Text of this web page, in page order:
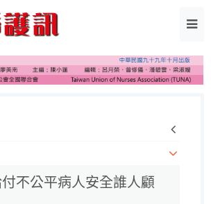
不公平病人安全誰人顧